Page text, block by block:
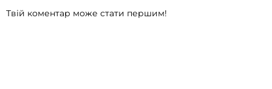
Твій коментар може стати першим!